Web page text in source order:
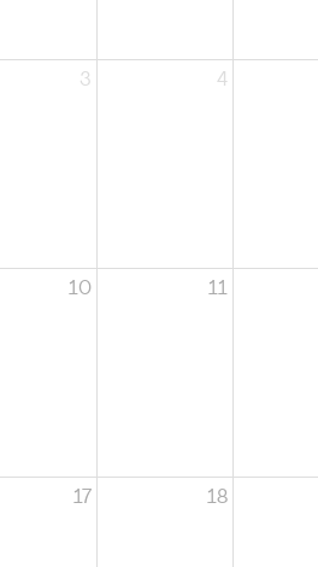
3 4
10 11
17 18